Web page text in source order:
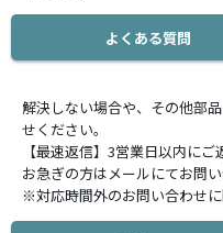
よくある質問
解決しない場合や、その他部
せください。
【最速返信】3営業日以内にご
お急ぎの方はメールにてお問い
※対応時間外のお問い合わせに